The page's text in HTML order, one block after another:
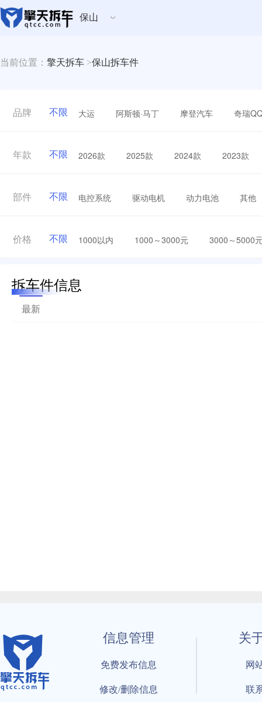
保山
当前位置： 擎天拆车 >保山拆车件
品牌 不限 大运 阿斯顿·马丁 摩登汽车 奇瑞
年款 不限 2026款 2025款 2024款 2023款
部件 不限 电控系统 驱动电机 动力电池 其他
价格 不限 1000以内 1000～3000元 3000～5000
拆车件信息
最新
信息管理
免费发布信息
修改/删除信息
关
网
联